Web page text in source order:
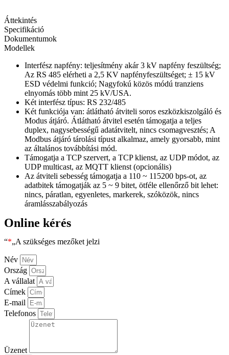
Áttekintés
Specifikáció
Dokumentumok
Modellek
Interfész napfény: teljesítmény akár 3 kV napfény feszültség;
Az RS 485 elérheti a 2,5 KV napfényfeszültséget; ± 15 kV
ESD védelmi funkció; Nagyfokú közös módú tranziens
elnyomás több mint 25 kV/USA.
Két interfész típus: RS 232/485
Két funkciója van: átlátható átviteli soros eszközkiszolgáló és
Modus átjáró. Átlátható átvitel esetén támogatja a teljes
duplex, nagysebességű adatátvitelt, nincs csomagvesztés; A
Modbus átjáró tárolási típust alkalmaz, amely gyorsabb, mint
az általános továbbítási mód.
Támogatja a TCP szervert, a TCP klienst, az UDP módot, az
UDP multicast, az MQTT klienst (opcionális)
Az átviteli sebesség támogatja a 110 ~ 115200 bps-ot, az
adatbitek támogatják az 5 ~ 9 bitet, ötféle ellenőrző bit lehet:
nincs, páratlan, egyenletes, markerek, szóközök, nincs
áramlásszabályozás
Online kérés
“*„A szükséges mezőket jelzi
Név
Ország
A vállalat
Címek
E-mail
Telefonos
Üzenet